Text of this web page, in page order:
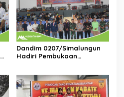
Dandim 0207/Simalungun
Hadiri Pembukaan
Tahun 2025